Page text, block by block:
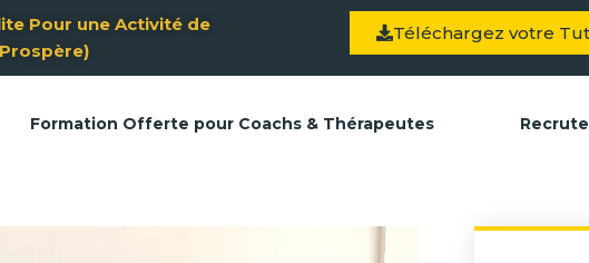
Pour une Activité de
Téléchargez votre
Formation Offerte pour Coachs & Thérapeutes